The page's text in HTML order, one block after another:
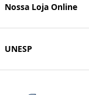
Nossa Loja Online
UNESP